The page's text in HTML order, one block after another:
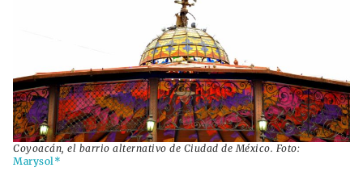
Coyoacán, el barrio alternativo de Ciudad de México. Foto:
Marysol*